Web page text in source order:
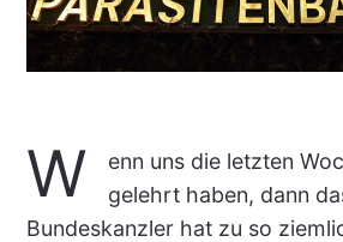
W
enn uns die letzten
gelehrt haben, dann
Bundeskanzler hat zu so